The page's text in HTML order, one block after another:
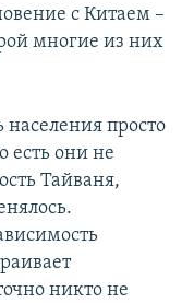
с Китаем –
многие из них
населения просто
есть они не
Тайваня,
никто не